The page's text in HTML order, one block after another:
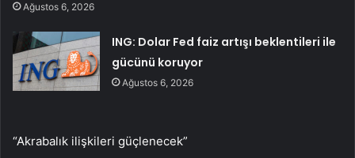
Ağustos 6, 2026
ING: Dolar Fed faiz artışı beklentileri ile
gücünü koruyor
Ağustos 6, 2026
“Akrabalık ilişkileri güçlenecek”